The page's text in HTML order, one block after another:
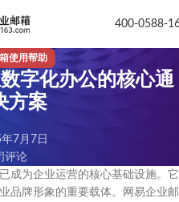
400-0588-
使用帮助
字化办公的核心通
方案
7月7日
评论
成为企业运营的核心基础设施。它
品牌形象的重要载体。网易企业邮